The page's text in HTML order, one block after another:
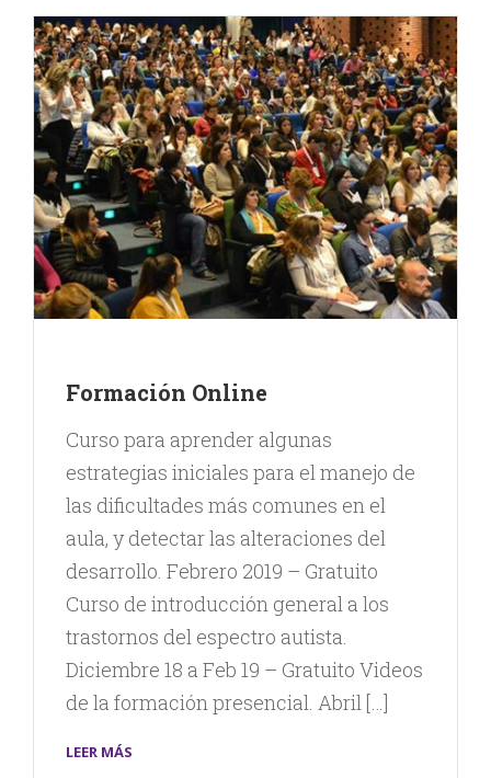
Formación Online
Curso para aprender algunas
estrategias iniciales para el manejo de
las dificultades más comunes en el
aula, y detectar las alteraciones del
desarrollo. Febrero 2019 – Gratuito
Curso de introducción general a los
trastornos del espectro autista.
Diciembre 18 a Feb 19 – Gratuito Videos
de la formación presencial. Abril […]
LEER MÁS